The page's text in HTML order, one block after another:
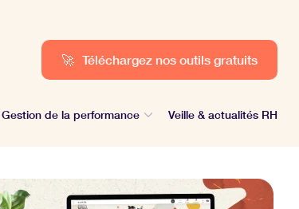
🚀 Téléchargez nos outils gratuits
Gestion de la performance Veille & actualités RH